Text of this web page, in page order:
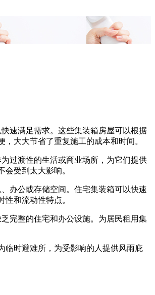
速满足需求。这些集装箱房屋可以根据
大大节省了重复施工的成本和时间。
过渡性的生活或商业场所，为它们提供
受到太大影响。
办公或存储空间。住宅集装箱可以快速
和流动性特点。
完整的住宅和办公设施。为居民租用集
临时避难所，为受影响的人提供风雨庇